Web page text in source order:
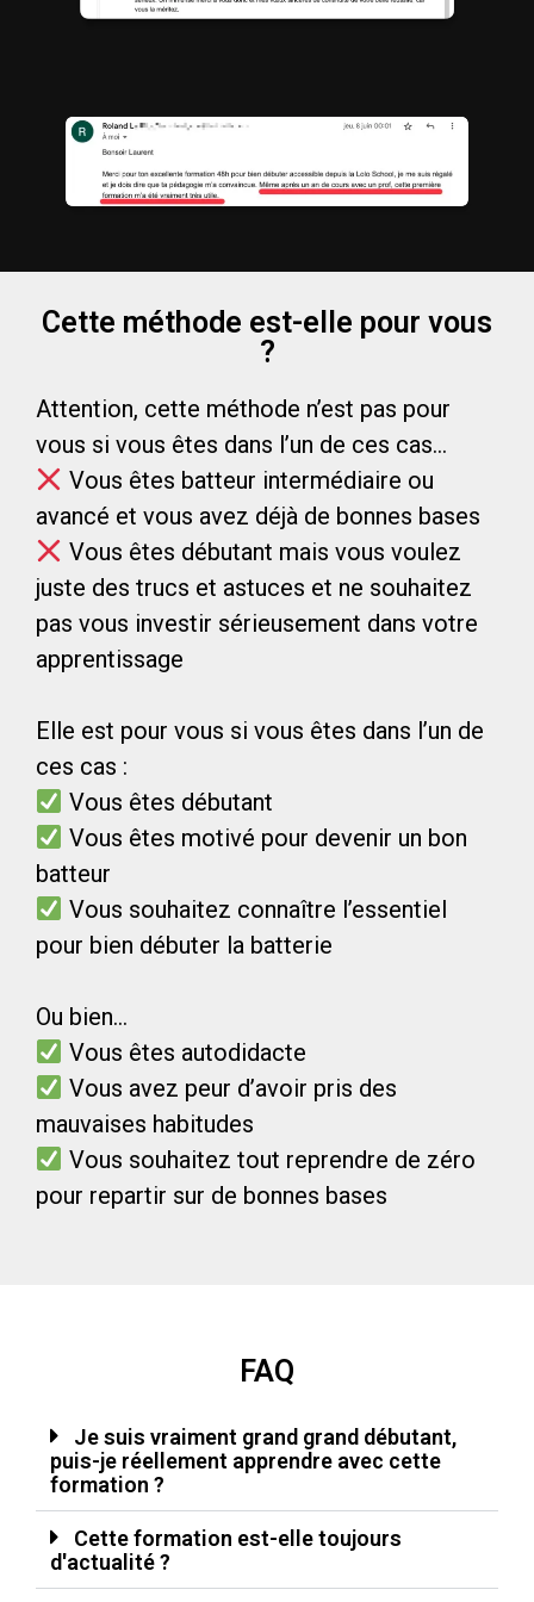
Cette méthode est-elle pour vous
?
Attention, cette méthode n’est pas pour
vous si vous êtes dans l’un de ces cas…
Vous êtes batteur intermédiaire ou
avancé et vous avez déjà de bonnes bases
Vous êtes débutant mais vous voulez
juste des trucs et astuces et ne souhaitez
pas vous investir sérieusement dans votre
apprentissage
Elle est pour vous si vous êtes dans l’un de
ces cas :
Vous êtes débutant
Vous êtes motivé pour devenir un bon
batteur
Vous souhaitez connaître l’essentiel
pour bien débuter la batterie
Ou bien…
Vous êtes autodidacte
Vous avez peur d’avoir pris des
mauvaises habitudes
Vous souhaitez tout reprendre de zéro
pour repartir sur de bonnes bases
FAQ
Je suis vraiment grand grand débutant,
puis-je réellement apprendre avec cette
formation ?
Cette formation est-elle toujours
d'actualité ?